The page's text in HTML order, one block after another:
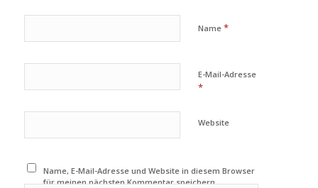
Name *
E-Mail-Adresse
*
Website
Name, E-Mail-Adresse und Website in diesem Browser
für meinen nächsten Kommentar speichern.